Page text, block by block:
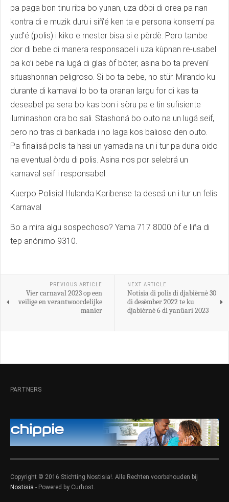
pa paga bon tinu riba bo yunan, uza dòpi di orea pa nan
kontra di e muzik duru i siñ’é ken ta e persona konserní pa
yud’é (polis) i kiko e mester bisa si e pèrdè. Pero tambe
dor di bebe di manera responsabel i uza kùpnan re-usabel
pa ko’i bebe na lugá di glas òf bòter, asina bo ta prevení
situashonnan peligroso. Si bo ta bebe, no stür. Mirando ku
durante di karnaval lo bo ta oranan largu for di kas ta
deseabel pa sera bo kas bon i sòru pa e tin sufisiente
iluminashon ora bo sali. Stashoná bo outo na un lugá seif,
pero no tras di barikada i no laga kos balioso den outo.
Pa finalisá polis ta hasi un yamada na un i tur pa duna oido
na eventual òrdu di polis. Asina nos por selebrá un
karnaval seif i responsabel.
Kuerpo Polisial Hulanda Karibense ta deseá un i tur un felis
Karnaval
Bo a mira algu sospechoso? Yama 717 8000 òf e liña di
tep anónimo 9310.
PREVIOUS ARTICLE
Vier carnaval 2023 op een
veilige en verantwoordelijke
manier
NEXT ARTICLE
Notisia di polis di djabièrnè 30
di desèmber 2022 te ku
djabièrnè 6 di yanüari 2023
PARTNERS
Copyright © 2016 Stichting Nostisia!. Alle Rechten voorbehouden bij
Nostisia - Powered by Curhost.